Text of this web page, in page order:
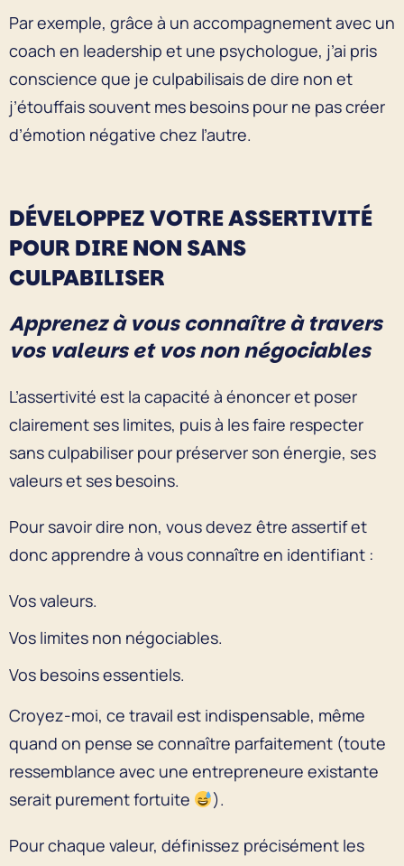
Par exemple, grâce à un accompagnement avec un
coach en leadership et une psychologue, j’ai pris
conscience que je culpabilisais de dire non et
j’étouffais souvent mes besoins pour ne pas créer
d’émotion négative chez l’autre.
DÉVELOPPEZ VOTRE ASSERTIVITÉ
POUR DIRE NON SANS
CULPABILISER
Apprenez à vous connaître à travers
vos valeurs et vos non négociables
L’assertivité est la capacité à énoncer et poser
clairement ses limites, puis à les faire respecter
sans culpabiliser pour préserver son énergie, ses
valeurs et ses besoins.
Pour savoir dire non, vous devez être assertif et
donc apprendre à vous connaître en identifiant :
Vos valeurs.
Vos limites non négociables.
Vos besoins essentiels.
Croyez-moi, ce travail est indispensable, même
quand on pense se connaître parfaitement (toute
ressemblance avec une entrepreneure existante
serait purement fortuite
).
Pour chaque valeur, définissez précisément les